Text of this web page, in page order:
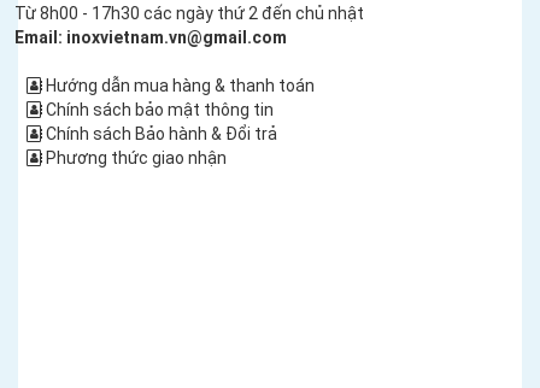
Từ 8h00 - 17h30 các ngày thứ 2 đến chủ nhật
Email: inoxvietnam.vn@gmail.com
Hướng dẫn mua hàng & thanh toán
Chính sách bảo mật thông tin
Chính sách Bảo hành & Đổi trả
Phương thức giao nhận